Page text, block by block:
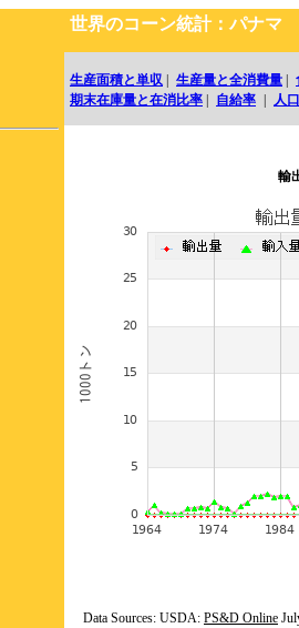
世界のコーン統計：パナマ
生産面積と単収 生産量と全消費量
期末在庫量と在消比率
自給率 人口
輸
Data Sources: USDA: PS&D Online